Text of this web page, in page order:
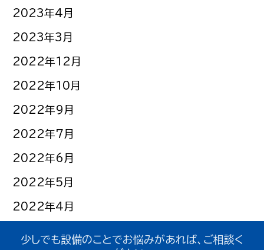
2023年4月
2023年3月
2022年12月
2022年10月
2022年9月
2022年7月
2022年6月
2022年5月
2022年4月
少しでも設備のことでお悩みがあれば、ご相談く